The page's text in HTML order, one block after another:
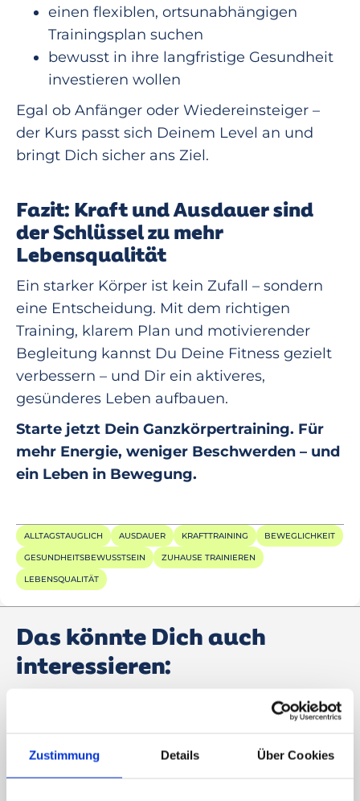
Zustimmung Details Über Cookies
einen flexiblen, ortsunabhängigen
Trainingsplan suchen
bewusst in ihre langfristige Gesundheit
investieren wollen
Egal ob Anfänger oder Wiedereinsteiger –
der Kurs passt sich Deinem Level an und
bringt Dich sicher ans Ziel.
Fazit: Kraft und Ausdauer sind
der Schlüssel zu mehr
Lebensqualität
Ein starker Körper ist kein Zufall – sondern
eine Entscheidung. Mit dem richtigen
Training, klarem Plan und motivierender
Begleitung kannst Du Deine Fitness gezielt
verbessern – und Dir ein aktiveres,
gesünderes Leben aufbauen.
Starte jetzt Dein Ganzkörpertraining. Für
mehr Energie, weniger Beschwerden – und
ein Leben in Bewegung.
ALLTAGSTAUGLICH AUSDAUER KRAFTTRAINING BEWEGLICHKEIT
GESUNDHEITSBEWUSSTSEIN ZUHAUSE TRAINIEREN
LEBENSQUALITÄT
Das könnte Dich auch
interessieren: